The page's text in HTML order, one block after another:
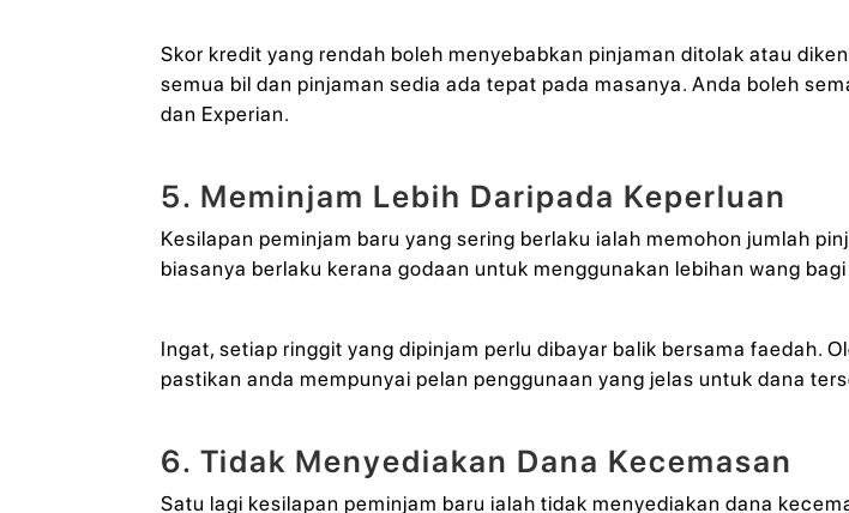
Skor kredit yang rendah boleh menyebabkan pinjaman ditolak atau
semua bil dan pinjaman sedia ada tepat pada masanya. Anda boleh
dan Experian.
5. Meminjam Lebih Daripada Keperluan
Kesilapan peminjam baru yang sering berlaku ialah memohon jumlah
biasanya berlaku kerana godaan untuk menggunakan lebihan wang
Ingat, setiap ringgit yang dipinjam perlu dibayar balik bersama faedah.
pastikan anda mempunyai pelan penggunaan yang jelas untuk dana
6. Tidak Menyediakan Dana Kecemasan
Satu lagi kesilapan peminjam baru ialah tidak menyediakan dana